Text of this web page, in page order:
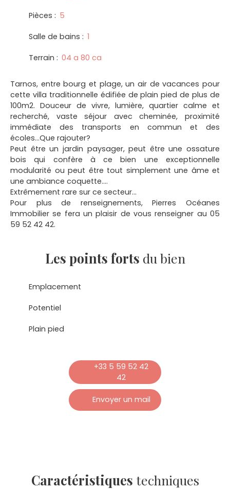
Pièces : 5
Salle de bains : 1
Terrain : 04 a 80 ca
Tarnos, entre bourg et plage, un air de vacances pour
cette villa traditionnelle édifiée de plain pied de plus de
100m2. Douceur de vivre, lumière, quartier calme et
recherché, vaste séjour avec cheminée, proximité
immédiate des transports en commun et des
écoles...Que rajouter?
Peut être un jardin paysager, peut être une ossature
bois qui confère à ce bien une exceptionnelle
modularité ou peut être tout simplement une âme et
une ambiance coquette....
Extrêmement rare sur ce secteur...
Pour plus de renseignements, Pierres Océanes
Immobilier se fera un plaisir de vous renseigner au 05
59 52 42 42.
Les points forts du bien
Emplacement
Potentiel
Plain pied
+33 5 59 52 42
42
Envoyer un mail
Caractéristiques techniques